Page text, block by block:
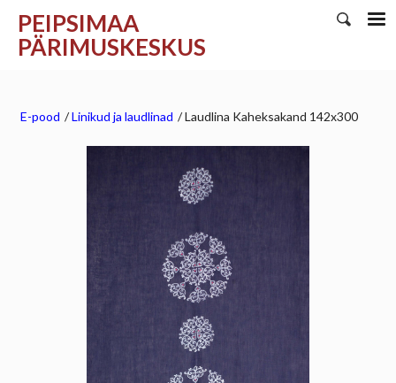
PEIPSIMAA
PÄRIMUSKESKUS
E-pood /Linikud ja laudlinad /Laudlina Kaheksakand 142x300